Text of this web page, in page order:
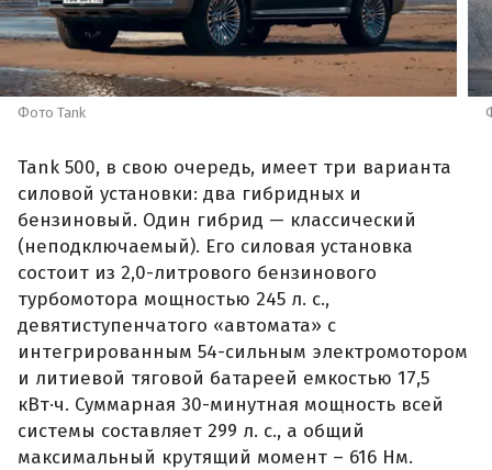
Фото Tank
Tank 500, в свою очередь, имеет три варианта
силовой установки: два гибридных и
бензиновый. Один гибрид — классический
(неподключаемый). Его силовая установка
состоит из 2,0-литрового бензинового
турбомотора мощностью 245 л. с.,
девятиступенчатого «автомата» с
интегрированным 54-сильным электромотором
и литиевой тяговой батареей емкостью 17,5
кВт·ч. Суммарная 30-минутная мощность всей
системы составляет 299 л. с., а общий
максимальный крутящий момент – 616 Нм.